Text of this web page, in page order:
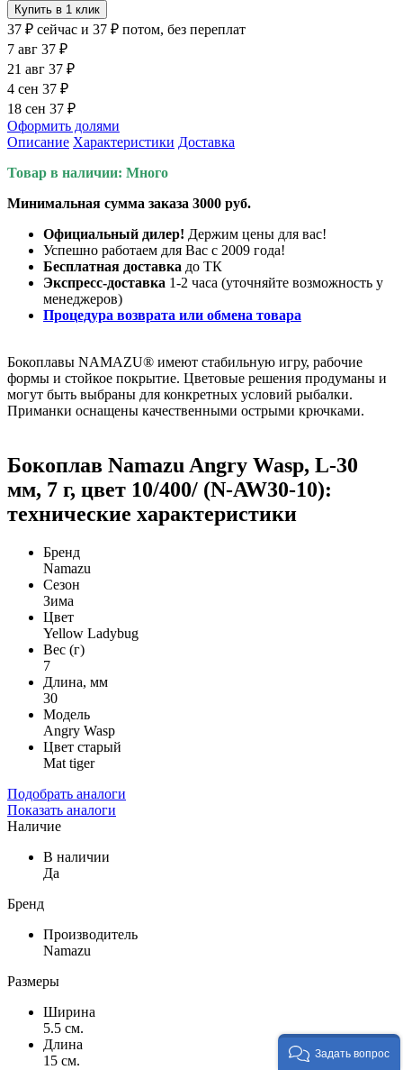
Купить в 1 клик
37 ₽ сейчас и 37 ₽ потом, без переплат
7 авг 37 ₽
21 авг 37 ₽
4 сен 37 ₽
18 сен 37 ₽
Оформить долями
Описание Характеристики Доставка
Товар в наличии: Много
Минимальная сумма заказа 3000 руб.
Официальный дилер! Держим цены для вас!
Успешно работаем для Вас с 2009 года!
Бесплатная доставка до ТК
Экспресс-доставка 1-2 часа (уточняйте возможность у
менеджеров)
Процедура возврата или обмена товара
Бокоплавы NAMAZU® имеют стабильную игру, рабочие
формы и стойкое покрытие. Цветовые решения продуманы и
могут быть выбраны для конкретных условий рыбалки.
Приманки оснащены качественными острыми крючками.
Бокоплав Namazu Angry Wasp, L-30
мм, 7 г, цвет 10/400/ (N-AW30-10):
технические характеристики
Бренд
Namazu
Сезон
Зима
Цвет
Yellow Ladybug
Вес (г)
7
Длина, мм
30
Модель
Angry Wasp
Цвет старый
Mat tiger
Подобрать аналоги
Показать аналоги
Наличие
В наличии
Да
Бренд
Производитель
Namazu
Размеры
Ширина
5.5 см.
Длина
15 см.
Задать вопрос